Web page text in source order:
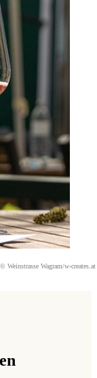
© Weinstrasse Wagram/w-creates.at